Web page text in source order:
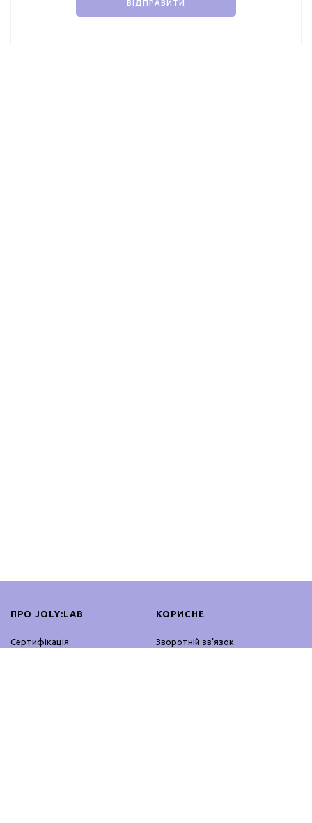
ВІДПРАВИТИ
ПРО JOLY:LAB
Сертифікація
КОРИСНЕ
Зворотній зв’язок